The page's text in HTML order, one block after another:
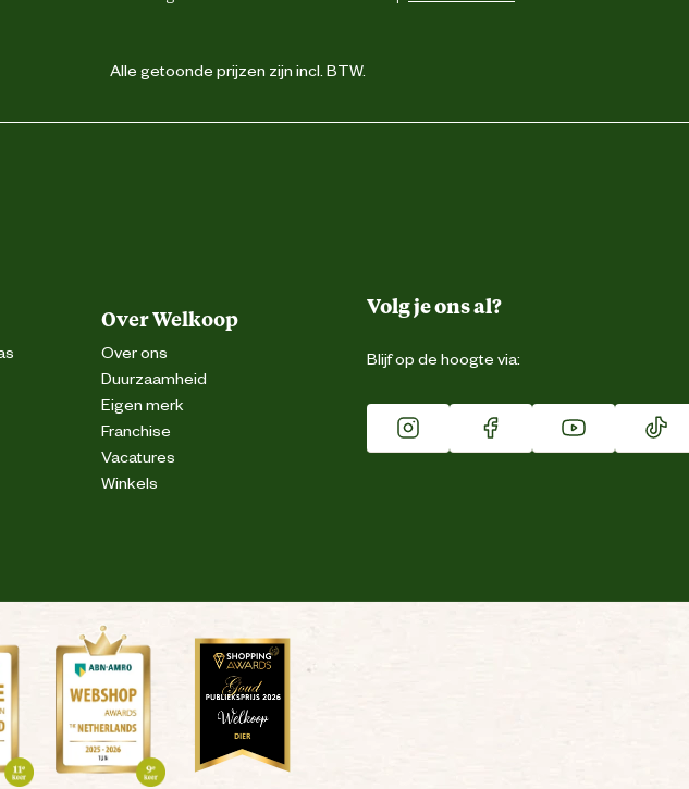
Alle getoonde prijzen zijn incl. BTW.
Over Welkoop
Over ons
Duurzaamheid
Eigen merk
Franchise
Vacatures
Winkels
Volg je ons al?
Blijf op de hoogte via: